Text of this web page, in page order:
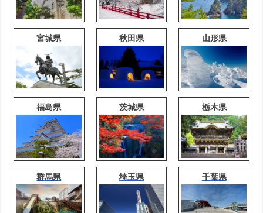
宮城県 秋田県 山形県
福島県 茨城県 栃木県
群馬県 埼玉県 千葉県